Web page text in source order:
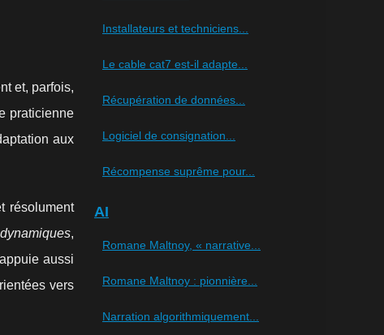
et, parfois,
praticienne
aux
résolument
dynamiques,
aussi
vers
Installateurs et techniciens...
Le cable cat7 est-il adapte...
Récupération de données...
Logiciel de consignation...
Récompense suprême pour...
AI
Romane Maltnoy, « narrative...
Romane Maltnoy : pionnière...
Narration algorithmiquement...